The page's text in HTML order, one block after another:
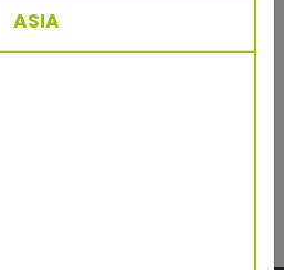
und stimme ihnen
ASIA